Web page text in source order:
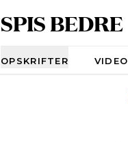
SPIS BEDRE
OPSKRIFTER VIDEO